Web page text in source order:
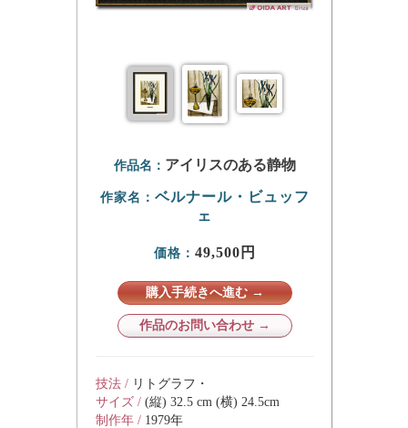
作品名： アイリスのある静物
作家名： ベルナール・ビュッフ
ェ
価格： 49,500円
購入手続きへ進む →
作品のお問い合わせ →
技法 / リトグラフ・
サイズ / (縦) 32.5 cm (横) 24.5cm
制作年 / 1979年